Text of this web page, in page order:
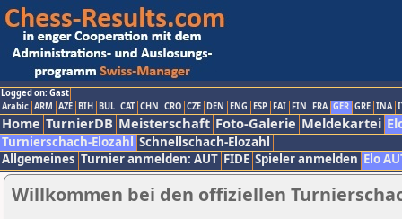
Logged on: Gast
Arabic ARM AZE BIH BUL CAT CHN CRO CZE DEN ENG ESP FAI FIN FRA GER GRE INA
Home TurnierDB Meisterschaft Foto-Galerie Meldekartei
Turnierschach-Elozahl Schnellschach-Elozahl
Allgemeines Turnier anmelden: AUT FIDE Spieler anmelden Elo
Willkommen bei den offiziellen